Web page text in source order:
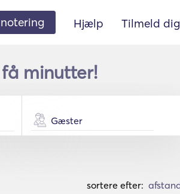
Hjælp Tilmeld dig
minutter!
Gæster
sortere efter: